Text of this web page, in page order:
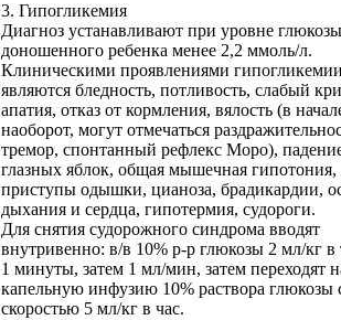
3. Гипогликемия
Диагноз устанавливают при уровне
доношенного ребенка менее 2,2 ммоль/л.
Клиническими проявлениями
являются бледность, потливость, слабый
апатия, отказ от кормления, вялость (в
наоборот, могут отмечаться
тремор, спонтанный рефлекс Моро),
глазных яблок, общая мышечная гипотония,
приступы одышки, цианоза, брадикардии,
дыхания и сердца, гипотермия, судороги.
Для снятия судорожного синдрома вводят
внутривенно: в/в 10% р-р глюкозы 2 мл/кг в
1 минуты, затем 1 мл/мин, затем переходят
капельную инфузию 10% раствора глюкозы
скоростью 5 мл/кг в час.